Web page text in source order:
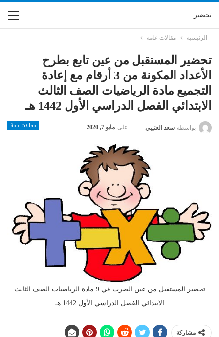
تحضير
الرئيسية مقالات عامة
تحضير المستقبل من عين تابع بطرح
الأعداد المكونة من 3 أرقام مع إعادة
التجميع مادة الرياضيات الصف الثالث
الابتدائي الفصل الدراسي الأول 1442 هـ
مقالات عامة بواسطة سعد العتيبي على مايو 7, 2020
تحضير المستقبل من عين الضرب في 9 مادة الرياضيات الصف الثالث
الابتدائي الفصل الدراسي الأول 1442 هـ
مشاركة